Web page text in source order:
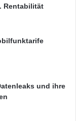
Rentabilität
und ihre